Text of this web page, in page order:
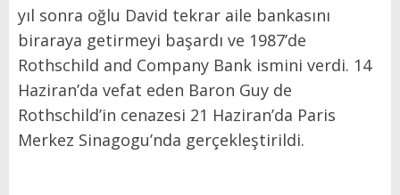
yıl sonra oğlu David tekrar aile bankasını
biraraya getirmeyi başardı ve 1987’de
Rothschild and Company Bank ismini verdi. 14
Haziran’da vefat eden Baron Guy de
Rothschild’in cenazesi 21 Haziran’da Paris
Merkez Sinagogu’nda gerçekleştirildi.